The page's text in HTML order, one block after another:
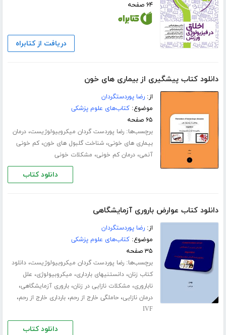
۶۴ صفحه
دریافت از کتابراه
دانلود کتاب پیشگیری از بیماری های خون
از:رضا پوردستگردان
موضوع:کتاب‌های علوم پزشکی
۶۵ صفحه
برچسب‌ها:رضا پوردست گردان میکروبیولوژیست،درمان
بیماری های خونی،شناخت گلبول های خون،کم خونی
آنمی،درمان کم خونی، مشکلات خونی
دانلود کتاب
دانلود کتاب عوارض باروری آزمایشگاهی
از:رضا پوردستگردان
موضوع:کتاب‌های علوم پزشکی
۳۵ صفحه
برچسب‌ها:رضا پوردست گردان میکروبیولوژیست،دانلود
کتاب زنان،دانستنیهای بارداری، میکروبیولوژی، علل
ناباروری، مشکلات نازایی در زنان،باروری آزمایشگاهی،
درمان نازایی،حاملگی خارج از رحم،بارداری خارج از رحم،
IVF
دانلود کتاب